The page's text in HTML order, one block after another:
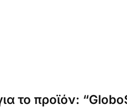
το προϊόν: